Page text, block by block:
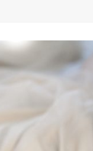
AS FRAGRÂNCIAS QUE
AMA CUIDA'